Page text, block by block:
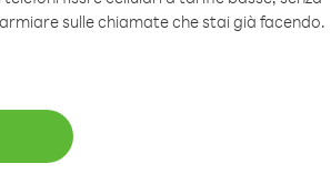
sulle chiamate che stai già facendo.